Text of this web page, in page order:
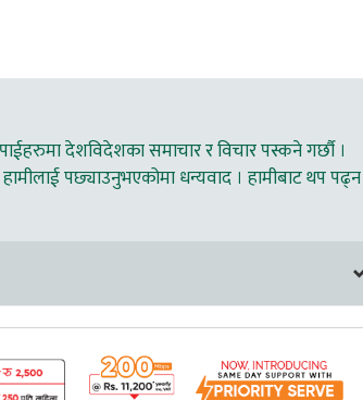
देशविदेशका समाचार र विचार पस्कने गर्छौ ।
पछ्याउनुभएकोमा धन्यवाद । हामीबाट थप पढ्न